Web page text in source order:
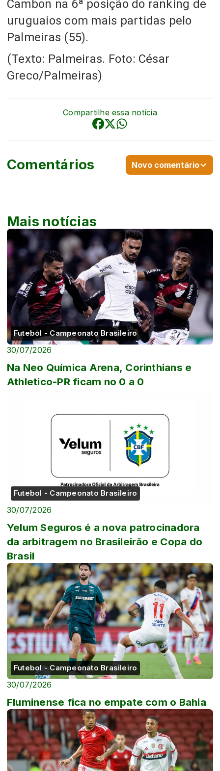
Cambon na 6ª posição do ranking de
uruguaios com mais partidas pelo
Palmeiras (55).
(Texto: Palmeiras. Foto: César
Greco/Palmeiras)
Compartilhe essa notícia
Comentários Novo comentário
Mais notícias
Futebol - Campeonato Brasileiro
30/07/2026
Na Neo Química Arena, Corinthians e
Athletico-PR ficam no 0 a 0
Futebol - Campeonato Brasileiro
30/07/2026
Yelum Seguros é a nova patrocinadora
da arbitragem no Brasileirão e Copa do
Brasil
Futebol - Campeonato Brasileiro
30/07/2026
Fluminense fica no empate com o Bahia